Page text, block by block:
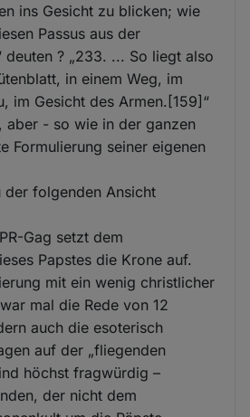
ins Gesicht zu blicken; wie
Passus aus der
deuten ? „233. ... So liegt also
in einem Weg, im
im Gesicht des Armen.[159]“
aber - so wie in der ganzen
Formulierung seiner eigenen
der folgenden Ansicht
Gag setzt dem
Papstes die Krone auf.
mit ein wenig christlicher
mal die Rede von 12
auch die esoterisch
auf der „fliegenden
höchst fragwürdig –
der nicht dem